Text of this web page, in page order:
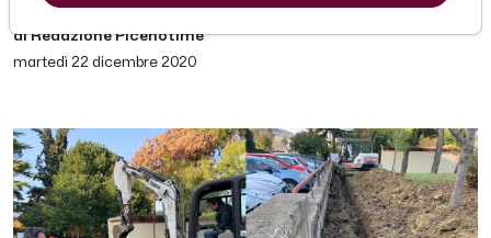
di Redazione Picenotime
martedì 22 dicembre 2020